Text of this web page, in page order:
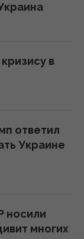
в
ответил
Украине
носили
многих